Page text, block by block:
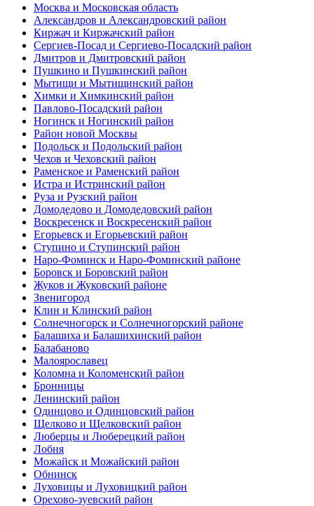
Москва и Московская область
Александров и Александровский район
Киржач и Киржачский район
Сергиев-Посад и Сергиево-Посадский район
Дмитров и Дмитровский район
Пушкино и Пушкинский район
Мытищи и Мытищинский район
Химки и Химкинский район
Павлово-Посадский район
Ногинск и Ногинский район
Район новой Москвы
Подольск и Подольский район
Чехов и Чеховский район
Раменское и Раменский район
Истра и Истринский район
Руза и Рузский район
Домодедово и Домодедовский район
Воскресенск и Воскресенский район
Егорьевск и Егорьевский район
Ступино и Ступинский район
Наро-Фоминск и Наро-Фоминский районе
Боровск и Боровский район
Жуков и Жуковский районе
Звенигород
Клин и Клинский район
Солнечногорск и Солнечногорский районе
Балашиха и Балашихинский район
Балабаново
Малоярославец
Коломна и Коломенский район
Бронницы
Ленинский район
Одинцово и Одинцовский район
Щелково и Щелковский район
Люберцы и Люберецкий район
Лобня
Можайск и Можайский район
Обнинск
Луховицы и Луховицкий район
Орехово-зуевский район